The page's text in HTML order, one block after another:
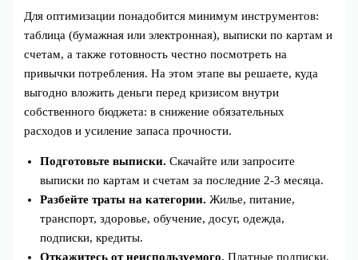
Для оптимизации понадобится минимум инструментов:
таблица (бумажная или электронная), выписки по картам и
счетам, а также готовность честно посмотреть на
привычки потребления. На этом этапе вы решаете, куда
выгодно вложить деньги перед кризисом внутри
собственного бюджета: в снижение обязательных
расходов и усиление запаса прочности.
Подготовьте выписки. Скачайте или запросите
выписки по картам и счетам за последние 2-3 месяца.
Разбейте траты на категории. Жилье, питание,
транспорт, здоровье, обучение, досуг, одежда,
подписки, кредиты.
Откажитесь от неиспользуемого. Платные подписки,